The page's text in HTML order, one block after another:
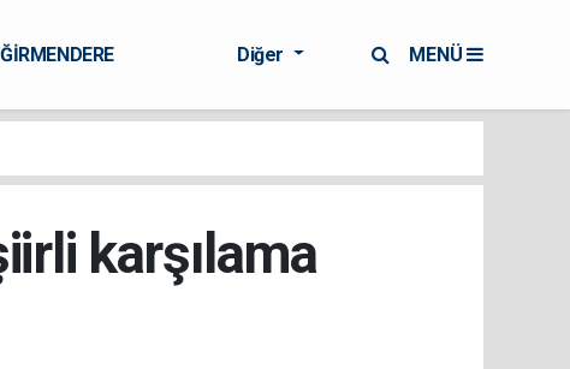
Diğer MENÜ
karşılama